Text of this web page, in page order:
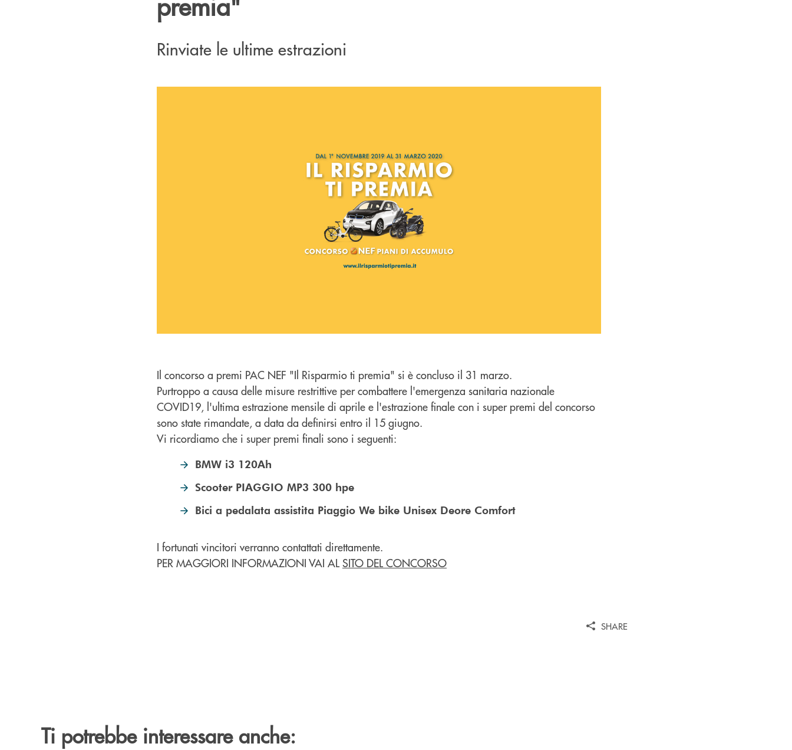
Rinviate le ultime estrazioni
Il concorso a premi PAC NEF "Il Risparmio ti premia" si è concluso il 31 marzo.
Purtroppo a causa delle misure restrittive per combattere l'emergenza sanitaria nazionale
COVID19, l'ultima estrazione mensile di aprile e l'estrazione finale con i super premi del concorso
sono state rimandate, a data da definirsi entro il 15 giugno.
Vi ricordiamo che i super premi finali sono i seguenti:
BMW i3 120Ah
Scooter PIAGGIO MP3 300 hpe
Bici a pedalata assistita Piaggio We bike Unisex Deore Comfort
I fortunati vincitori verranno contattati direttamente.
PER MAGGIORI INFORMAZIONI VAI AL SITO DEL CONCORSO
SHARE
Ti potrebbe interessare anche: